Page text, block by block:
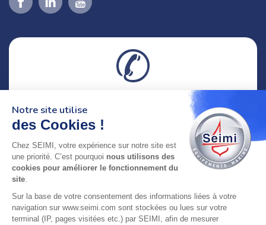
8h-12h30 & 13h30-18h
adresse : 75 Rue Amiral Troude,
29200 Brest FRANCE
SEIMI, UNE ENTREPRISE CERTIFIÉE, ENGAGÉE ET
LABELLISÉE
Notre site utilise
des Cookies !
Chez SEIMI, votre expérience sur notre site est
une priorité. C’est pourquoi nous utilisons des
cookies pour améliorer le fonctionnement du
site.
Sur la base de votre consentement des informations liées à votre
navigation sur www.seimi.com sont stockées ou lues sur votre
terminal (IP, pages visitées etc.) par SEIMI, afin de mesurer